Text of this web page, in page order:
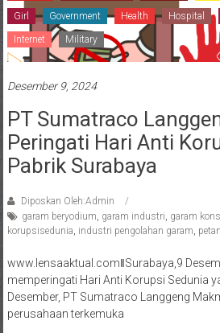
Girl Government Health Hospital
Internet Military
Desember 9, 2024
PT Sumatraco
Peringati Hari Anti
Pabrik Surabaya
Diposkan Oleh:Admin
garam beryodium, garam industri, garam
korupsisedunia, industri pengolahan garam,
www.lensaaktual.comǁSurabaya,9
memperingati Hari Anti Korupsi Sedunia
Desember, PT Sumatraco Langgeng
perusahaan terkemuka